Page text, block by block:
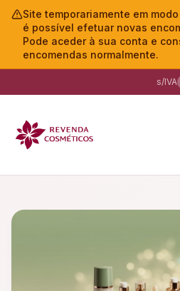
Site temporariamente em
é possível efetuar novas
Pode aceder à sua conta e
encomendas normalmente.
s/IVA